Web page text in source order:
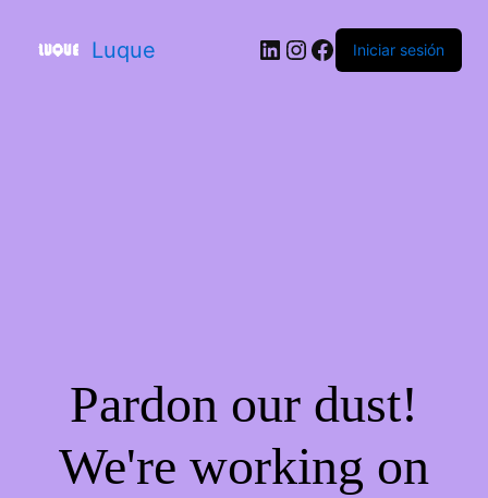
Luque Iniciar sesión
Pardon our dust!
We're working on